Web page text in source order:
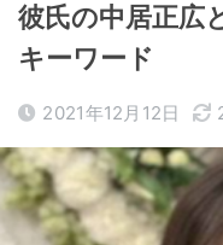
彼氏の中居正広
キーワード
2021年12月12日